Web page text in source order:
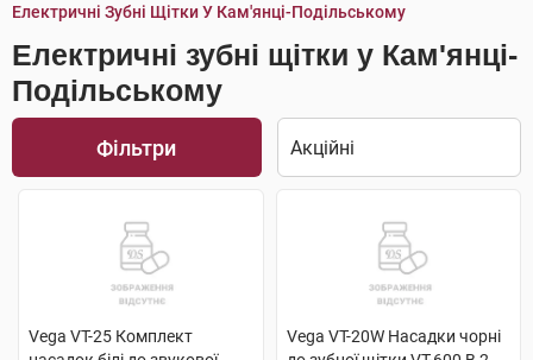
Електричні Зубні Щітки У Кам'янці-Подільському
Електричні зубні щітки у Кам'янці-
Подільському
Фільтри
Vega VT-25 Комплект
Vega VT-20W Насадки чорні